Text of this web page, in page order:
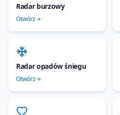
Radar burzowy
Otwórz
Radar opadów śniegu
Otwórz